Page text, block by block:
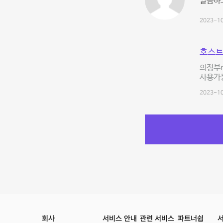
2023-
호스
의정부
사용가
2023-
회사 서비스 안내 관련 서비스 파트너쉽